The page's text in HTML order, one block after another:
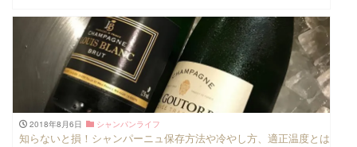
2018年8月6日 シャンパンライフ
知らないと損！シャンパーニュ保存方法や冷やし方、適正温度とは